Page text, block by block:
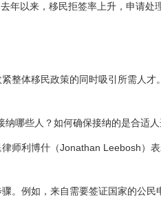
年以来，移民拒签率上升，申请
整体移民政策的同时吸引所需人
纳哪些人？如何确保接纳的是合适
律师利博什（Jonathan Leebosh）
。例如，来自需要签证国家的公